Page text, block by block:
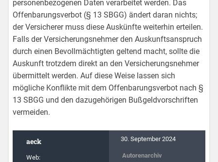
personenbezogenen Daten verarbeitet werden. Das
Offenbarungsverbot (§ 13 SBGG) ändert daran nichts;
der Versicherer muss diese Auskünfte weiterhin erteilen.
Falls der Versicherungsnehmer den Auskunftsanspruch
durch einen Bevollmächtigten geltend macht, sollte die
Auskunft trotzdem direkt an den Versicherungsnehmer
übermittelt werden. Auf diese Weise lassen sich
mögliche Konflikte mit dem Offenbarungsverbot nach §
13 SBGG und den dazugehörigen Bußgeldvorschriften
vermeiden.
aeck
Web:
30. September 2024
Autorenarchiv